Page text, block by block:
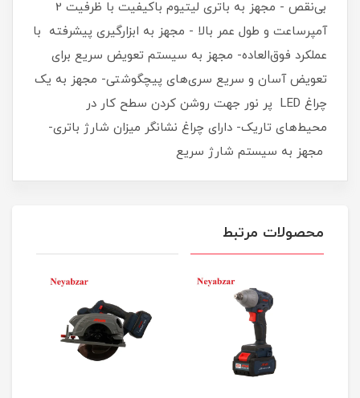
بی‌نقص - مجهز به باتری لیتیوم باکیفیت با ظرفیت 2
آمپرساعت و طول عمر بالا - مجهز به ابزارگیری پیشرفته با
عملکرد فوق‌العاده- مجهز به سیستم تعویض سریع برای
تعویض آسان و سریع سری‌های پیچگوشتی- مجهز به یک
چراغ LED پر نور جهت روشن کردن سطح کار در
محیط‌های تاریک- دارای چراغ نشانگر میزان شارژ باتری-
مجهز به سیستم شارژ سریع
محصولات مرتبط